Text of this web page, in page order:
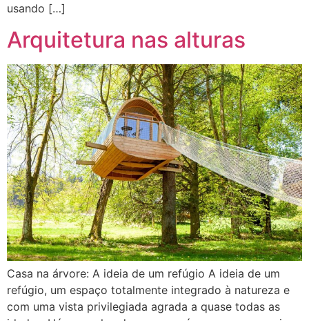
usando […]
Arquitetura nas alturas
Casa na árvore: A ideia de um refúgio A ideia de um
refúgio, um espaço totalmente integrado à natureza e
com uma vista privilegiada agrada a quase todas as